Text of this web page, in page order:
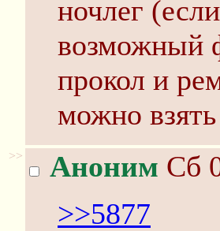
ночлег
возможный
прокол и
можно
>> Аноним Сб
>>5877